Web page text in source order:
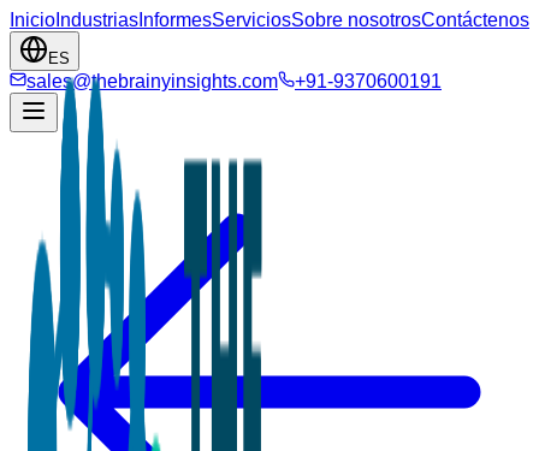
Inicio Industrias InformesServiciosSobre nosotrosContáctenos
ES
sales@thebrainyinsights.com +91-9370600191